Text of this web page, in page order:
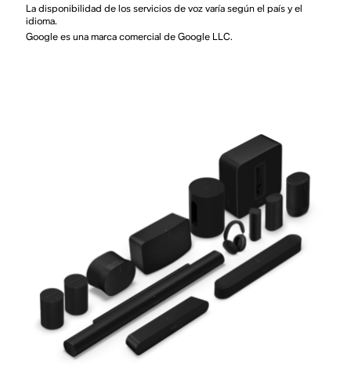
La disponibilidad de los servicios de voz varía según el país y el
idioma.
Google es una marca comercial de Google LLC.